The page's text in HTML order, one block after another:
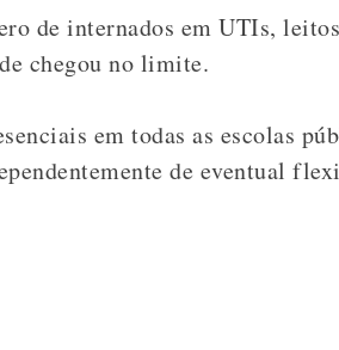
de internados em UTIs,
chegou no limite.
em todas as escolas
de eventual